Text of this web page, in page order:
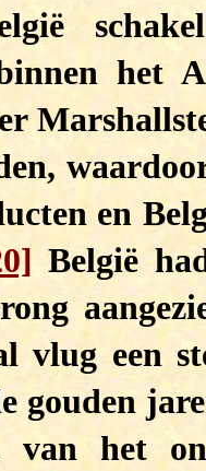
het
en
België
vlug een
gouden
van het